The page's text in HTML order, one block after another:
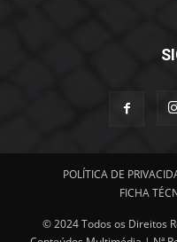
POLÍTICA DE
FICHA
© 2024 Todos os Direitos